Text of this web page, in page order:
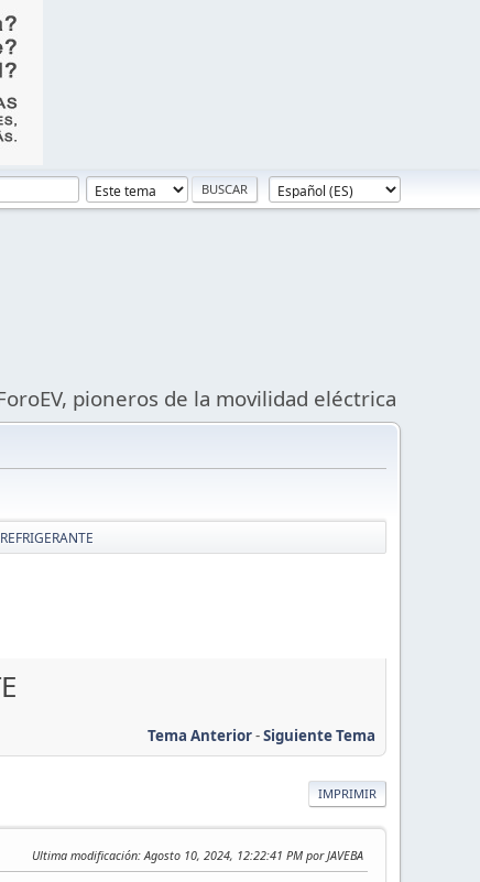
pioneros de la movilidad eléctrica
Tema Anterior-Siguiente Tema
IMPRIMIR
Ultima modificación: Agosto 10, 2024, 12:22:41 PM por JAVEBA